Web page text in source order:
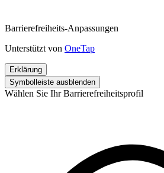
Barrierefreiheits-Anpassungen
Unterstützt von OneTap
Erklärung
Symbolleiste ausblenden
Wählen Sie Ihr Barrierefreiheitsprofil